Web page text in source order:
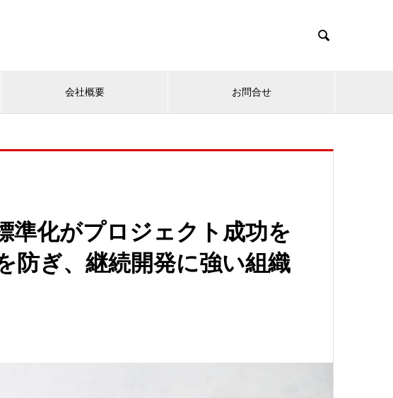

会社概要 お問合せ
準化がプロジェクト成功を
防ぎ、継続開発に強い組織